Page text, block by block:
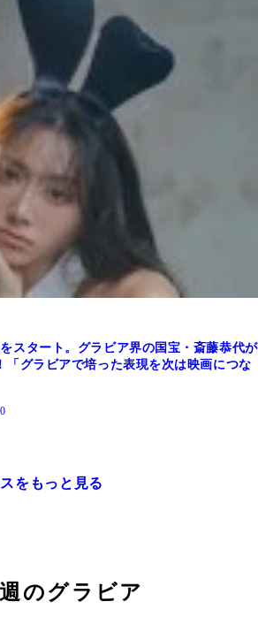
スタート。グラビア界の国宝・斎藤恭代が
「グラビアで培った表現を次は映画につな
をもっと見る
のグラビア